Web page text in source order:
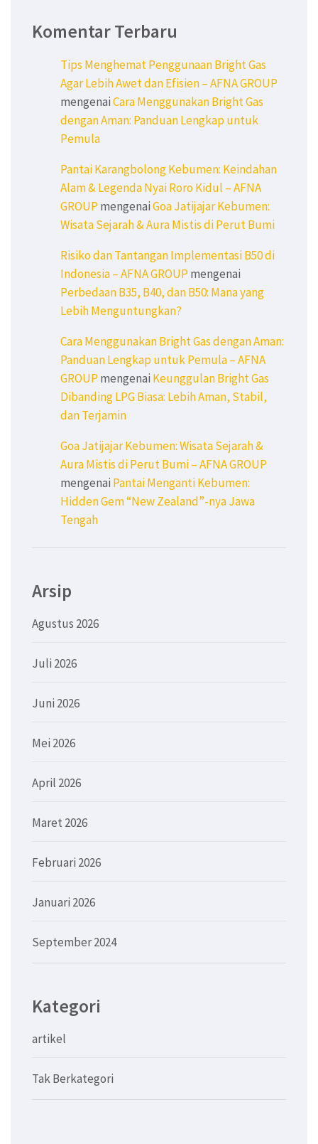
Komentar Terbaru
Tips Menghemat Penggunaan Bright Gas
Agar Lebih Awet dan Efisien – AFNA GROUP
mengenaiCara Menggunakan Bright Gas
dengan Aman: Panduan Lengkap untuk
Pemula
Pantai Karangbolong Kebumen: Keindahan
Alam & Legenda Nyai Roro Kidul – AFNA
GROUPmengenaiGoa Jatijajar Kebumen:
Wisata Sejarah & Aura Mistis di Perut Bumi
Risiko dan Tantangan Implementasi B50 di
Indonesia – AFNA GROUPmengenai
Perbedaan B35, B40, dan B50: Mana yang
Lebih Menguntungkan?
Cara Menggunakan Bright Gas dengan Aman:
Panduan Lengkap untuk Pemula – AFNA
GROUPmengenai Keunggulan Bright Gas
Dibanding LPG Biasa: Lebih Aman, Stabil,
dan Terjamin
Goa Jatijajar Kebumen: Wisata Sejarah &
Aura Mistis di Perut Bumi – AFNA GROUP
mengenai Pantai Menganti Kebumen:
Hidden Gem “New Zealand”-nya Jawa
Tengah
Arsip
Agustus 2026
Juli 2026
Juni 2026
Mei 2026
April 2026
Maret 2026
Februari 2026
Januari 2026
September 2024
Kategori
artikel
Tak Berkategori